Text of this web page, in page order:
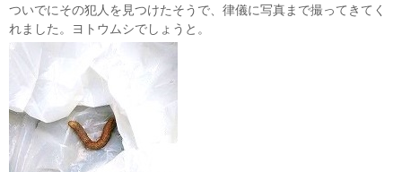
ついでにその犯人を見つけたそうで、律儀に写真まで撮ってきてく
れました。ヨトウムシでしょうと。